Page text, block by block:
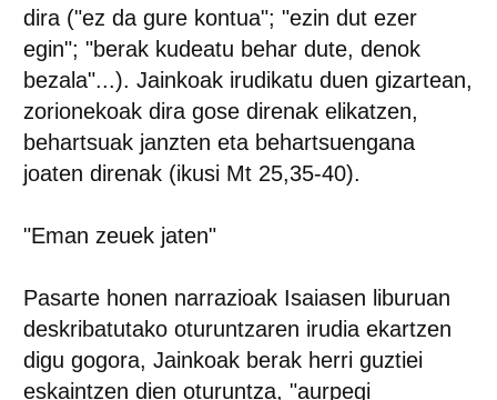
dira ("ez da gure kontua"; "ezin dut ezer
egin"; "berak kudeatu behar dute, denok
bezala"...). Jainkoak irudikatu duen gizartean,
zorionekoak dira gose direnak elikatzen,
behartsuak janzten eta behartsuengana
joaten direnak (ikusi Mt 25,35-40).
"Eman zeuek jaten"
Pasarte honen narrazioak Isaiasen liburuan
deskribatutako oturuntzaren irudia ekartzen
digu gogora, Jainkoak berak herri guztiei
eskaintzen dien oturuntza, "aurpegi